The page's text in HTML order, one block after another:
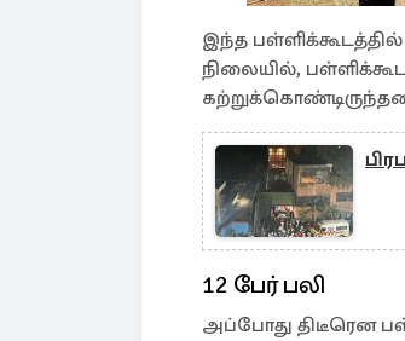
இந்த
நிலையில்,
12 பேர் பலி
அப்போது திடீரென